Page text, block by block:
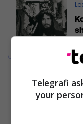
Telegrafi
your